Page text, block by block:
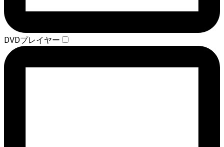
DVDプレイヤー